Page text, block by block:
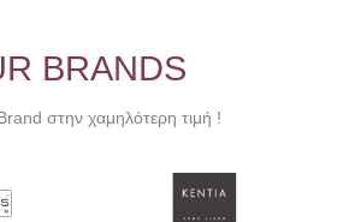
BRANDS
στην χαμηλότερη τιμή !